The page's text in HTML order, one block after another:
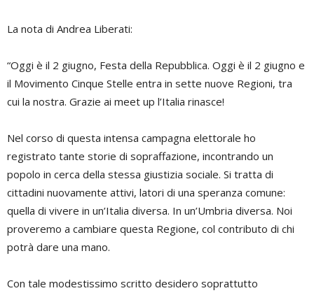
La nota di Andrea Liberati:
“Oggi è il 2 giugno, Festa della Repubblica. Oggi è il 2 giugno e
il Movimento Cinque Stelle entra in sette nuove Regioni, tra
cui la nostra. Grazie ai meet up l’Italia rinasce!
Nel corso di questa intensa campagna elettorale ho
registrato tante storie di sopraffazione, incontrando un
popolo in cerca della stessa giustizia sociale. Si tratta di
cittadini nuovamente attivi, latori di una speranza comune:
quella di vivere in un’Italia diversa. In un’Umbria diversa. Noi
proveremo a cambiare questa Regione, col contributo di chi
potrà dare una mano.
Con tale modestissimo scritto desidero soprattutto